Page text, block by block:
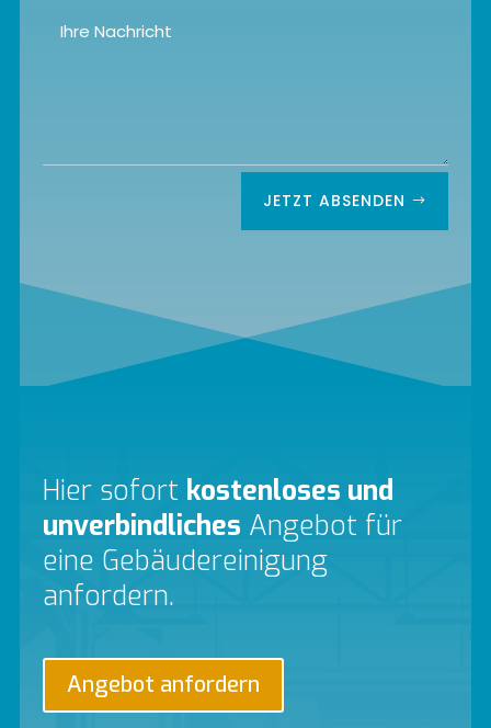
JETZT ABSENDEN
Hier sofort kostenloses und
unverbindliches Angebot für
eine Gebäudereinigung
anfordern.
Angebot anfordern